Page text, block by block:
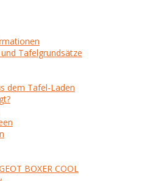
Tafelgrundsätze
dem Tafel-Laden
BOXER COOL